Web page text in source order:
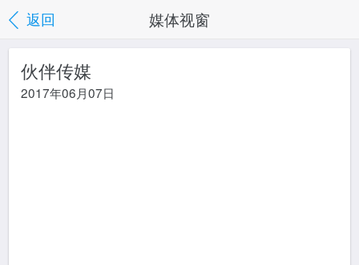
返回 媒体视窗
伙伴传媒
2017年06月07日